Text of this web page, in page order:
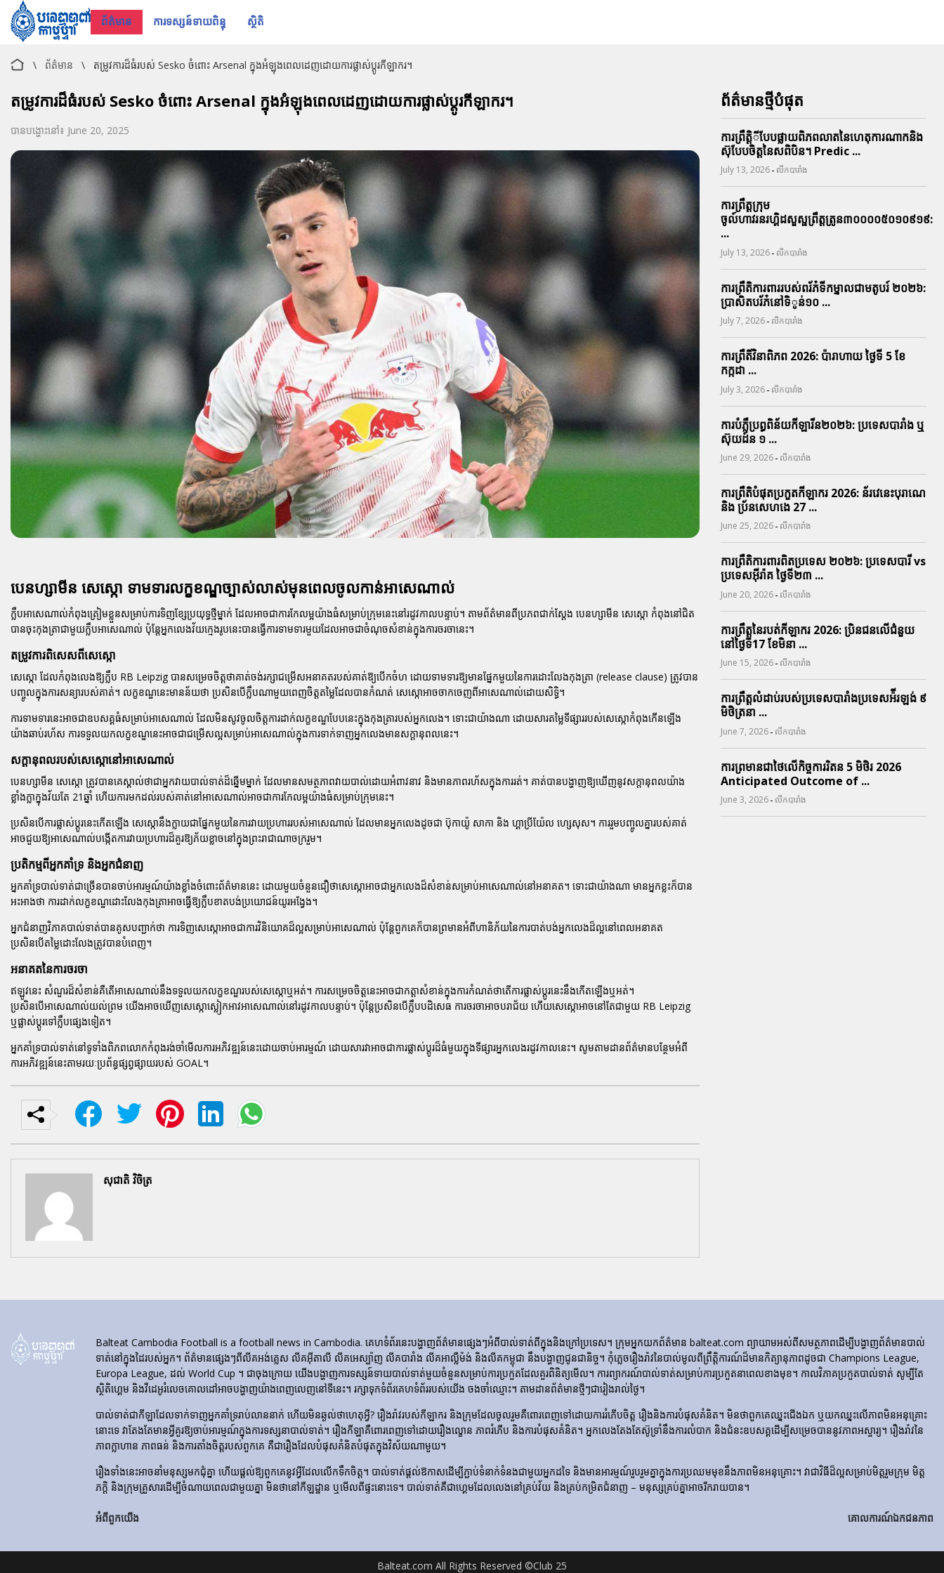
ព័ត៌មាន ការទស្សន៍ទាយពិន្ទុ ស្ថិតិ
\ ព័ត៌មាន \ តម្រូវការដ៏ធំរបស់ Sesko ចំពោះ Arsenal ក្នុងអំឡុងពេលដេញដោយការផ្លាស់ប្តូរកីឡាករ។
តម្រូវការដ៏ធំរបស់ Sesko ចំពោះ Arsenal ក្នុងអំឡុងពេលដេញដោយការផ្លាស់ប្តូរកីឡាករ។
បានបង្ហោះនៅ៖ June 20, 2025
បេនហ្សាមីន សេស្កោ ទាមទារលក្ខខណ្ឌច្បាស់លាស់មុនពេលចូលកាន់អាសេណាល់
ក្លឹបអាសេណាល់កំពុងត្រៀមខ្លួនសម្រាប់ការទិញខ្សែប្រយុទ្ធថ្មីម្នាក់ ដែលអាចជាការកែលម្អយ៉ាងធំសម្រាប់ក្រុមនេះនៅរដូវកាលបន្ទាប់។ តាមព័ត៌មានពីប្រភពជាក់ស្តែង បេនហ្សាមីន សេស្កោ កំពុងនៅជិត
បានចុះកុងត្រាជាមួយក្លឹបអាសេណាល់ ប៉ុន្តែអ្នកលេងវ័យក្មេងរូបនេះបានធ្វើការទាមទារមួយដែលអាចជាចំណុចសំខាន់ក្នុងការចរចានេះ។
តម្រូវការពិសេសពីសេស្កោ
សេស្កោ ដែលកំពុងលេងឱ្យក្លឹប RB Leipzig បានសម្រេចចិត្តថាគាត់ចង់រក្សាជម្រើសអនាគតរបស់គាត់ឱ្យបើកចំហ ដោយទាមទារឱ្យមានផ្នែកមួយនៃការដោះលែងកុងត្រា (release clause) ត្រូវបាន
បញ្ចូលក្នុងការសន្យារបស់គាត់។ លក្ខខណ្ឌនេះមានន័យថា ប្រសិនបើក្លឹបណាមួយពេញចិត្តតម្លៃដែលបានកំណត់ សេស្កោអាចចាកចេញពីអាសេណាល់ដោយសិទ្ធិ។
ការទាមទារនេះអាចជាឧបសគ្គធំសម្រាប់អាសេណាល់ ដែលមិនសូវចូលចិត្តការដាក់លក្ខខណ្ឌបែបនេះក្នុងកុងត្រារបស់អ្នកលេង។ ទោះជាយ៉ាងណា ដោយសារតម្លៃទីផ្សាររបស់សេស្កោកំពុងកើនឡើង
យ៉ាងឆាប់រហ័ស ការទទួលយកលក្ខខណ្ឌនេះអាចជាជម្រើសល្អសម្រាប់អាសេណាល់ក្នុងការទាក់ទាញអ្នកលេងមានសក្តានុពលនេះ។
សក្តានុពលរបស់សេស្កោនៅអាសេណាល់
បេនហ្សាមីន សេស្កោ ត្រូវបានគេស្គាល់ថាជាអ្នកវាយបាល់ទាត់ដ៏ឆ្នើមម្នាក់ ដែលមានសមត្ថភាពវាយបាល់ដោយអំពាវនាវ និងមានភាពរហ័សក្នុងការរត់។ គាត់បានបង្ហាញឱ្យឃើញនូវសក្តានុពលយ៉ាង
ខ្លាំងក្លាក្នុងវ័យតែ 21ឆ្នាំ ហើយការមកដល់របស់គាត់នៅអាសេណាល់អាចជាការកែលម្អយ៉ាងធំសម្រាប់ក្រុមនេះ។
ប្រសិនបើការផ្លាស់ប្តូរនេះកើតឡើង សេស្កោនឹងក្លាយជាផ្នែកមួយនៃការវាយប្រហាររបស់អាសេណាល់ ដែលមានអ្នកលេងដូចជា ប៊ុកាយ៉ូ សាកា និង ហ្គាប្រីយ៉ែល ហ្សេសុស។ ការរួមបញ្ចូលគ្នារបស់គាត់
អាចជួយឱ្យអាសេណាល់បង្កើតការវាយប្រហារដ៏គួរឱ្យភ័យខ្លាចនៅក្នុងព្រះរាជាណាចក្ររួម។
ប្រតិកម្មពីអ្នកគាំទ្រ និងអ្នកជំនាញ
អ្នកគាំទ្របាល់ទាត់ជាច្រើនបានចាប់អារម្មណ៍យ៉ាងខ្លាំងចំពោះព័ត៌មាននេះ ដោយមួយចំនួនជឿថាសេស្កោអាចជាអ្នកលេងដ៏សំខាន់សម្រាប់អាសេណាល់នៅអនាគត។ ទោះជាយ៉ាងណា មានអ្នកខ្លះក៏បាន
អះអាងថា ការដាក់លក្ខខណ្ឌដោះលែងកុងត្រាអាចធ្វើឱ្យក្លឹបខាតបង់ប្រយោជន៍យូរអង្វែង។
អ្នកជំនាញវិភាគបាល់ទាត់បានគូសបញ្ជាក់ថា ការទិញសេស្កោអាចជាការវិនិយោគដ៏ល្អសម្រាប់អាសេណាល់ ប៉ុន្តែពួកគេក៏បានព្រមានអំពីហានិភ័យនៃការបាត់បង់អ្នកលេងដ៏ល្អនៅពេលអនាគត
ប្រសិនបើតម្លៃដោះលែងត្រូវបានបំពេញ។
អនាគតនៃការចរចា
ឥឡូវនេះ សំណួរដ៏សំខាន់គឺតើអាសេណាល់នឹងទទួលយកលក្ខខណ្ឌរបស់សេស្កោឬអត់។ ការសម្រេចចិត្តនេះអាចជាកត្តាសំខាន់ក្នុងការកំណត់ថាតើការផ្លាស់ប្តូរនេះនឹងកើតឡើងឬអត់។
ប្រសិនបើអាសេណាល់យល់ព្រម យើងអាចឃើញសេស្កោស្លៀកអាវអាសេណាល់នៅរដូវកាលបន្ទាប់។ ប៉ុន្តែប្រសិនបើក្លឹបបដិសេធ ការចរចាអាចបរាជ័យ ហើយសេស្កោអាចនៅតែជាមួយ RB Leipzig
ឬផ្លាស់ប្តូរទៅក្លឹបផ្សេងទៀត។
អ្នកគាំទ្របាល់ទាត់នៅទូទាំងពិភពលោកកំពុងរង់ចាំមើលការអភិវឌ្ឍន៍នេះដោយចាប់អារម្មណ៍ ដោយសារវាអាចជាការផ្លាស់ប្តូរដ៏ធំមួយក្នុងទីផ្សារអ្នកលេងរដូវកាលនេះ។ សូមតាមដានព័ត៌មានបន្ថែមអំពី
ការអភិវឌ្ឍន៍នេះតាមរយៈប្រព័ន្ធផ្សព្វផ្សាយរបស់ GOAL។
សុជាតិ វិចិត្រ
ព័ត៌មានថ្មីបំផុត
ការព្រឹតិ្តីបែបផ្លាយពិភពលាតនៃហេតុការណាកនិង
ស៊ុបែបចិត្តនៃសពិបិន។ Predic ...
July 13, 2026 - លីកបារាំង
ការព្រឹត្តក្រុម
ចូល៍ហាវរនរហ្គិដសួស្ផព្រឹត្តត្រូន៣០០០០៥០១០៩១៩:
...
July 13, 2026 - លីកបារាំង
ការព្រឹតិការពាររបស់ពរ័ភ៎ទីកម្នាលជាមតូបរ៍ ២០២៦:
ប្រាសិតបរ័ភ៎នៅទិូន់១០ ...
July 7, 2026 - លីកបារាំង
ការព្រឹតិ៍វិនាពិភព 2026: ប៉ារាហាយ ថ្ងៃទី 5 ខែ
កក្កដា ...
July 3, 2026 - លីកបារាំង
ការបំភ្លឺប្រព្ធ​ពិន័យ​កីឡារីន​២០២៦: ប្រទេស​បារាំង​ ឬ​
ស៊ុយដ៍ន​ ១ ...
June 29, 2026 - លីកបារាំង
ការព្រឹតិបំផុតប្រកួតកីឡាករ 2026: ន័រវេនេះបុរាណេ
និង ប្រ័នសេហងេ 27 ...
June 25, 2026 - លីកបារាំង
ការព្រឹតិការពារ​ពិតប្រទេស ២០២៦: ប្រទេសបារី vs
ប្រទេសអ៊ីរ៉ាគ ថ្ងៃទី​២៣ ...
June 20, 2026 - លីកបារាំង
ការព្រឹត្តនៃរបត់កីឡាករ 2026: ប្រិនជនលើជំនួយ
នៅថ្ងៃទី17 ខែមិនា ...
June 15, 2026 - លីកបារាំង
ការព្រឹត្តលំដាប់របស់ប្រទេសបារាំងប្រទេសអ៉ីរឡង់ ៩
មិថិត្រនា ...
June 7, 2026 - លីកបារាំង
ការព្រមានជាថៃលើកិច្ចការរិតន 5 មិថិរ 2026
Anticipated Outcome of ...
June 3, 2026 - លីកបារាំង
Balteat Cambodia Football is a football news in Cambodia. គេហទំព័រ​នេះ​បង្ហាញ​ព័ត៌មាន​ផ្សេងៗ​អំពី​បាល់ទាត់​ពី​ក្នុង​និង​ក្រៅ​ប្រទេស។ ក្រុមអ្នកយកព័ត៌មាន balteat.com ព្យាយាមអស់ពីសមត្ថភាពដើម្បីបង្ហាញព័ត៌មានបាល់
ទាត់នៅក្នុងដៃរបស់អ្នក។ ព័ត៌មានផ្សេងៗពីលីគអង់គ្លេស លីគអ៊ីតាលី លីគអេស្ប៉ាញ លីគបារាំង លីគអាល្លឺម៉ង់ និងលីគកម្ពុជា នឹងបង្ហាញជូនជានិច្ច។ កុំភ្លេចរឿងរ៉ាវនៃបាល់មូលពីព្រឹត្តិការណ៍ដ៏មានកិត្យានុភាពដូចជា Champions League,
Europa League, ដល់ World Cup ។ ជាចុងក្រោយ យើងបង្ហាញការទស្សន៍ទាយបាល់ទាត់មួយចំនួនសម្រាប់ការប្រកួតដែលគួរពិនិត្យមើល។ ការព្យាករណ៍បាល់ទាត់សម្រាប់ការប្រកួតនាពេលខាងមុខ។ កាលវិភាគប្រកួតបាល់ទាត់ សូម្បីតែ
ស្ថិតិហ្គេម និងវីដេអូរំលេចគោលដៅអាចបង្ហាញយ៉ាងពេញលេញនៅទីនេះ។ រក្សាទុកទំព័រគេហទំព័ររបស់យើង ចងចាំឈ្មោះ។ តាមដានព័ត៌មានថ្មីៗជារៀងរាល់ថ្ងៃ។
បាល់ទាត់​ជា​កីឡា​ដែល​ទាក់​ទាញ​អ្នក​គាំទ្រ​រាប់​លាន​នាក់ ហើយ​មិន​ឆ្ងល់​ថា​ហេតុអ្វី? រឿងរ៉ាវ​របស់​កីឡាករ និង​ក្រុម​ដែល​ចូលរួម​គឺ​ពោរពេញ​ទៅ​ដោយ​ការ​រំភើប​ចិត្ត រឿង​និង​ការ​បំផុស​គំនិត។ មិនថាពួកគេឈ្នះជើងឯក ឬយកឈ្នះលើភាពមិនអនុគ្រោះ
នោះទេ វាតែងតែមានអ្វីគួរឱ្យចាប់អារម្មណ៍ក្នុងការទស្សនាបាល់ទាត់។ រឿង​កីឡា​គឺ​ពោរពេញ​ទៅ​ដោយ​រឿង​ល្ខោន ភាព​រំភើប និង​ការ​បំផុស​គំនិត។ អ្នកលេងតែងតែស៊ូទ្រាំនឹងការលំបាក និងជំនះឧបសគ្គដើម្បីសម្រេចបាននូវភាពអស្ចារ្យ។ រឿងរ៉ាវនៃ
ភាពក្លាហាន ភាពធន់ និងការតាំងចិត្តរបស់ពួកគេ គឺជារឿងដែលបំផុសគំនិតបំផុតក្នុងវិស័យណាមួយ។
រឿងទាំងនេះអាចនាំមនុស្សមកជុំគ្នា ហើយផ្តល់ឱ្យពួកគេនូវអ្វីដែលលើកទឹកចិត្ត។ បាល់ទាត់ផ្តល់ឱកាសដើម្បីភ្ជាប់ទំនាក់ទំនងជាមួយអ្នកដទៃ និងមានអារម្មណ៍រួបរួមគ្នាក្នុងការប្រឈមមុខនឹងភាពមិនអនុគ្រោះ។ វាជាវិធីដ៏ល្អសម្រាប់មិត្តរួមក្រុម មិត្ត
ភក្តិ និងក្រុមគ្រួសារដើម្បីចំណាយពេលជាមួយគ្នា មិនថានៅកីឡដ្ឋាន ឬមើលពីផ្ទះនោះទេ។ បាល់ទាត់គឺជាហ្គេមដែលលេងនៅគ្រប់វ័យ និងគ្រប់កម្រិតជំនាញ – មនុស្សគ្រប់គ្នាអាចរីករាយបាន។
អំពីពួកយើង គោលការណ៍ឯកជនភាព
Balteat.com All Rights Reserved ©Club 25